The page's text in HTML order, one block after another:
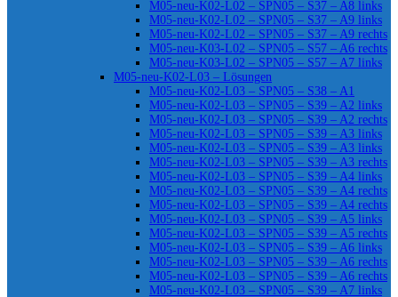
M05-neu-K02-L02 – SPN05 – S37 – A8 links
M05-neu-K02-L02 – SPN05 – S37 – A9 links
M05-neu-K02-L02 – SPN05 – S37 – A9 rechts
M05-neu-K03-L02 – SPN05 – S57 – A6 rechts
M05-neu-K03-L02 – SPN05 – S57 – A7 links
M05-neu-K02-L03 – Lösungen
M05-neu-K02-L03 – SPN05 – S38 – A1
M05-neu-K02-L03 – SPN05 – S39 – A2 links
M05-neu-K02-L03 – SPN05 – S39 – A2 rechts
M05-neu-K02-L03 – SPN05 – S39 – A3 links
M05-neu-K02-L03 – SPN05 – S39 – A3 links
M05-neu-K02-L03 – SPN05 – S39 – A3 rechts
M05-neu-K02-L03 – SPN05 – S39 – A4 links
M05-neu-K02-L03 – SPN05 – S39 – A4 rechts
M05-neu-K02-L03 – SPN05 – S39 – A4 rechts
M05-neu-K02-L03 – SPN05 – S39 – A5 links
M05-neu-K02-L03 – SPN05 – S39 – A5 rechts
M05-neu-K02-L03 – SPN05 – S39 – A6 links
M05-neu-K02-L03 – SPN05 – S39 – A6 rechts
M05-neu-K02-L03 – SPN05 – S39 – A6 rechts
M05-neu-K02-L03 – SPN05 – S39 – A7 links